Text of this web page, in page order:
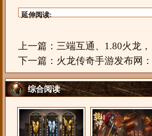
延伸阅读:
上一篇： 三端互通、1.80火龙，
下一篇： 火龙传奇手游发布网
综合阅读